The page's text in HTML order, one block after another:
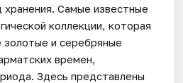
Самые известные
коллекции, которая
и серебряные
времен,
Здесь представлены